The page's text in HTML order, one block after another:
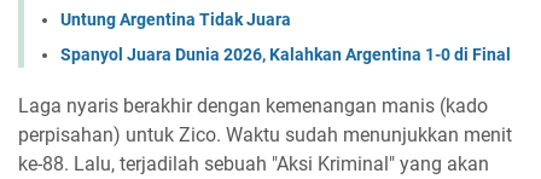
Untung Argentina Tidak Juara
Spanyol Juara Dunia 2026, Kalahkan Argentina 1-0 di Final
Laga nyaris berakhir dengan kemenangan manis (kado
perpisahan) untuk Zico. Waktu sudah menunjukkan menit
ke-88. Lalu, terjadilah sebuah "Aksi Kriminal" yang akan